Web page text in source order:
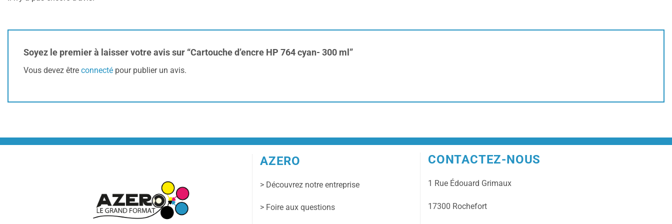
Soyez le premier à laisser votre avis sur “Cartouche d’encre HP 764 cyan- 300 ml”
Vous devez être connecté pour publier un avis.
AZERO
> Découvrez notre entreprise
> Foire aux questions
CONTACTEZ-NOUS
1 Rue Édouard Grimaux
17300 Rochefort